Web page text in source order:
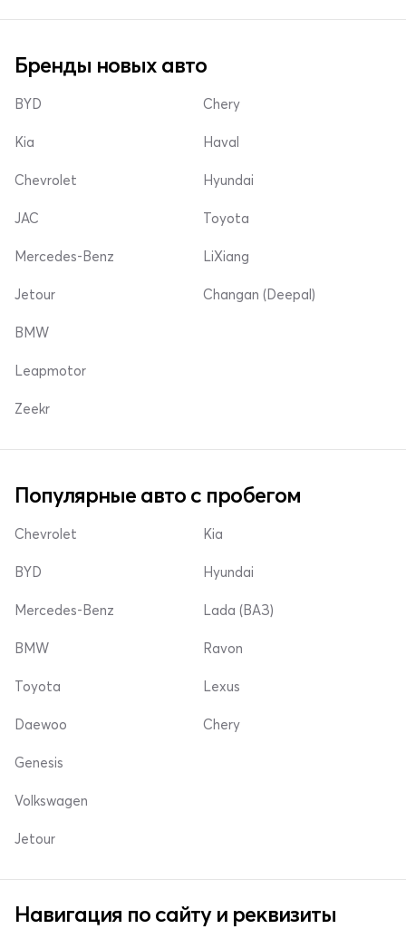
Бренды новых авто
BYD
Kia
Chevrolet
Chery
Haval
Hyundai
JAC
Mercedes-Benz
Jetour
Toyota
LiXiang
Changan (Deepal)
BMW
Leapmotor
Zeekr
Популярные авто с пробегом
Chevrolet
BYD
Mercedes-Benz
Kia
Hyundai
Lada (ВАЗ)
BMW
Toyota
Daewoo
Ravon
Lexus
Chery
Genesis
Volkswagen
Jetour
Навигация по сайту и реквизиты